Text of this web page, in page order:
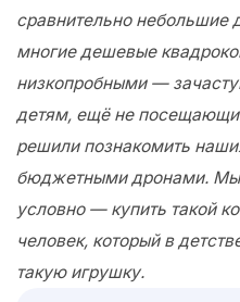
сравнительно небольшие
многие дешевые
низкопробными —
детям, ещё не
решили познакомить
бюджетными дронами. Мы
условно — купить такой
человек, который в
такую игрушку.